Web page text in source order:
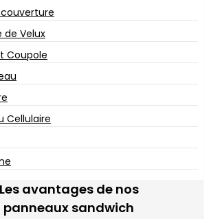
de Velux
Coupole
Cellulaire
Les avantages de nos
panneaux sandwich